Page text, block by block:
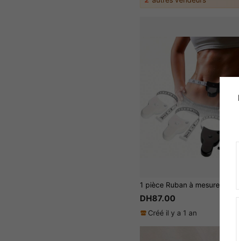
DH87.00
Créé il y a 1 an